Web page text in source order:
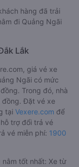
hàng đã trải
đi Quảng Ngãi
Lắk
giá vé xe
Ngãi có mức
Trong đó, nhà
đồng. Đặt vé xe
tại Vexere.com để
trợ đổi trả vé
vé miễn phí: 1900
tốt nhất: Xe từ